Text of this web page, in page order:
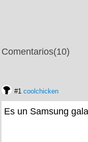
Comentarios(10)
#1 coolchicken
Es un Samsung